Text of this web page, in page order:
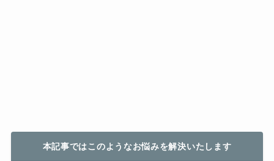
本記事ではこのようなお悩みを解決いたします